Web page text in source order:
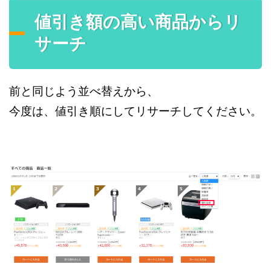
値引き額の高い商品からリ
サーチ
前と同じよう並べ替えから、
今度は、値引き順にしてリサーチしてください。